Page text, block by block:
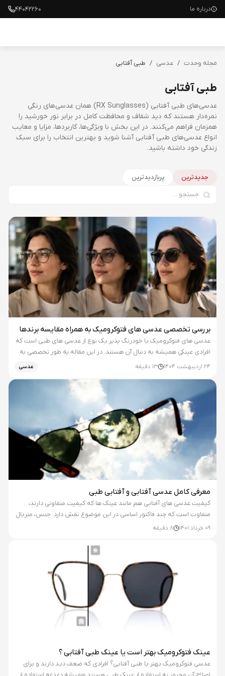
درباره ما ۴۴۰۴۲۲۶۰
مجله وحدت / عدسی / طبی آفتابی
طبی آفتابی
عدسی‌های طبی آفتابی (RX Sunglasses) همان عدسی‌های رنگی
نمره‌دار هستند که دید شفاف و محافظت کامل در برابر نور خورشید را
همزمان فراهم می‌کنند. در این بخش با ویژگی‌ها، کاربردها، مزایا و معایب
انواع عدسی‌های طبی آفتابی آشنا شوید و بهترین انتخاب را برای سبک
زندگی خود داشته باشید.
جدیدترین پربازدیدترین
بررسی تخصصی عدسی های فتوکرومیک به همراه مقایسه برندها
عدسی های فتوکرومیک یا خودرنگ پذیر یک نوع از عدسی های طبی است که
افرادی عینکی همیشه به دنبال آن هستند. در این مقاله به طور تخصصی به
بررسی عدسی های فتوکرومیک پرداختیم و برندهای مختلف از زایس و هویا
24 اردیبهشت 1404 13 دقیقه عدسی
معرفی کامل عدسی آفتابی و آفتابی طبی
کیفیت عدسی های آفتابی هم مانند عینک ها که کیفیت متفاوتی دارند،
متفاوت است که چند فاکتور اساسی در این موضوع نقش دارد. جنس، متریال
و اینکه برای کدام کمپانی هستند و از چه پوشش هایی استفاده می کنند. در
بررسی می کنیم که هرکدام چه کیفیتی دارند، کدام ها عدسی آفتابی طبی
حالاتی تحویل فوری به حساب می...
09 خرداد 1401 8 دقیقه
عینک فتوکرومیک بهتر است یا عینک طبی آفتابی ؟
عدسی فتوکرومیک بهتر یا طبی آفتابی؟ افرادی که ضعف دید دارند و برای